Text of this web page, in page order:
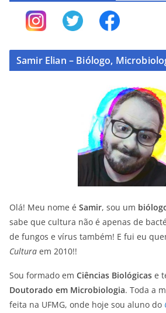
Samir Elian – Biólogo,
Olá! Meu nome é Samir, sou um
sabe que cultura não é apenas de
de fungos e vírus também! E fui eu
Cultura em 2010!!
Sou formado em Ciências Biológicas e
Doutorado em Microbiologia. Toda a
feita na UFMG, onde hoje sou aluno do